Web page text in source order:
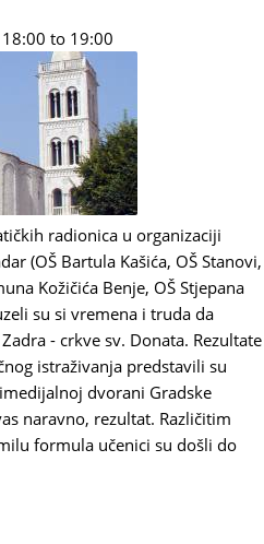
18:00 to 19:00
radionica u organizaciji
(OŠ Bartula Kašića, OŠ Stanovi,
Kožičića Benje, OŠ Stjepana
su si vremena i truda da
- crkve sv. Donata. Rezultate
istraživanja predstavili su
dvorani Gradske
naravno, rezultat. Različitim
formula učenici su došli do